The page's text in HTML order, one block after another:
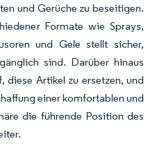
und Gerüche zu beseitigen.
Formate wie Sprays,
und Gele stellt sicher,
sind. Darüber hinaus
diese Artikel zu ersetzen, und
einer komfortablen und
die führende Position des